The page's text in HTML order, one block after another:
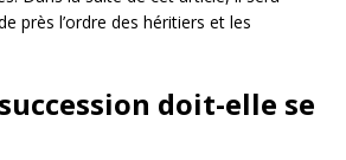
près l’ordre des héritiers et les
doit-elle se